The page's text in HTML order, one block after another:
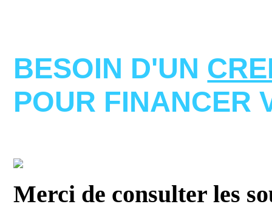
BESOIN D'UN
POUR FINANCER
Merci de consulter les